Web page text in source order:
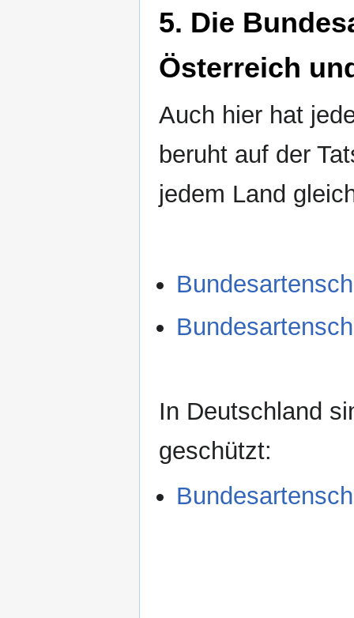
5. Die
Österreich
Auch hier hat
beruht auf der
jedem Land
In Deutschland
geschützt: